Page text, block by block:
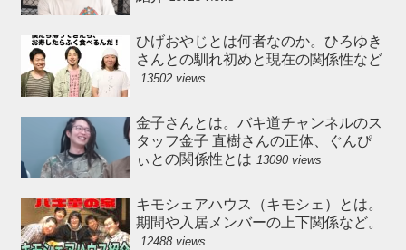
ひげおやじとは何者なのか。ひろゆき
さんとの馴れ初めと現在の関係性など
13502 views
金子さんとは。バキ道チャンネルのス
タッフ金子 直樹さんの正体、ぐんぴ
ぃとの関係性とは 13090 views
キモシェアハウス（キモシェ）とは。
期間や入居メンバーの上下関係など。
12488 views